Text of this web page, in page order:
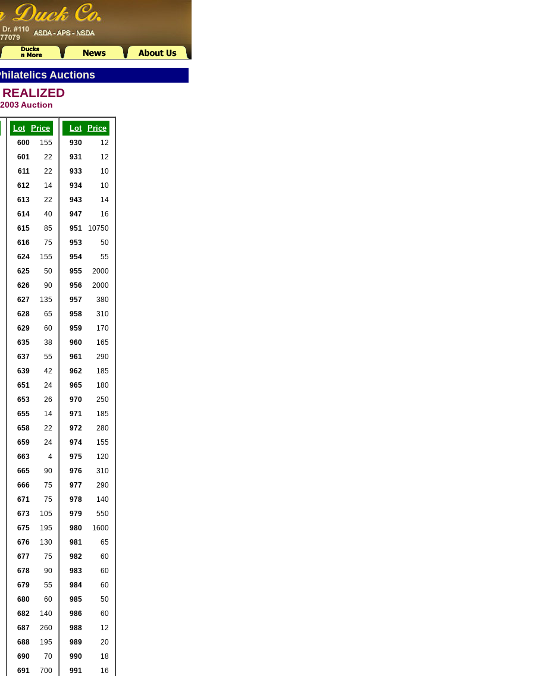
Auctions
Auction
Lot Price
600
155
601
22
611
22
612
14
613
22
614
40
615
85
616
75
624
155
625
50
626
90
627
135
628
65
629
60
635
38
637
55
639
42
651
24
653
26
655
14
658
22
659
24
663
4
665
90
666
75
671
75
673
105
675
195
676
130
677
75
678
90
679
55
680
60
682
140
687
260
688
195
690
70
691
700
Lot Price
930
12
931
12
933
10
934
10
943
14
947
16
951
10750
953
50
954
55
955
2000
956
2000
957
380
958
310
959
170
960
165
961
290
962
185
965
180
970
250
971
185
972
280
974
155
975
120
976
310
977
290
978
140
979
550
980
1600
981
65
982
60
983
60
984
60
985
50
986
60
988
12
989
20
990
18
991
16